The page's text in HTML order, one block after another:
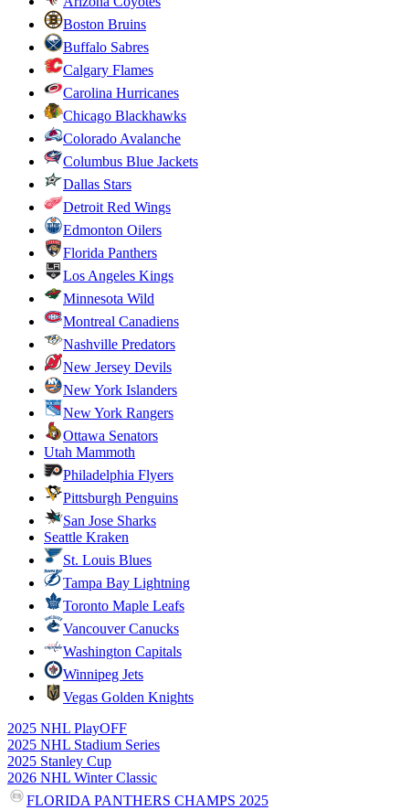
Boston Bruins
Buffalo Sabres
Calgary Flames
Carolina Hurricanes
Chicago Blackhawks
Colorado Avalanche
Columbus Blue Jackets
Dallas Stars
Detroit Red Wings
Edmonton Oilers
Florida Panthers
Los Angeles Kings
Minnesota Wild
Montreal Canadiens
Nashville Predators
New Jersey Devils
New York Islanders
New York Rangers
Ottawa Senators
Utah Mammoth
Philadelphia Flyers
Pittsburgh Penguins
San Jose Sharks
Seattle Kraken
St. Louis Blues
Tampa Bay Lightning
Toronto Maple Leafs
Vancouver Canucks
Washington Capitals
Winnipeg Jets
Vegas Golden Knights
2025 NHL PlayOFF
2025 NHL Stadium Series
2025 Stanley Cup
2026 NHL Winter Classic
FLORIDA PANTHERS CHAMPS 2025